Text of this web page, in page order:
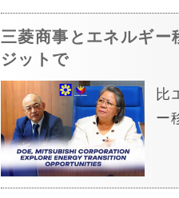
三菱商事とエネルギ
ジットで
比
ー